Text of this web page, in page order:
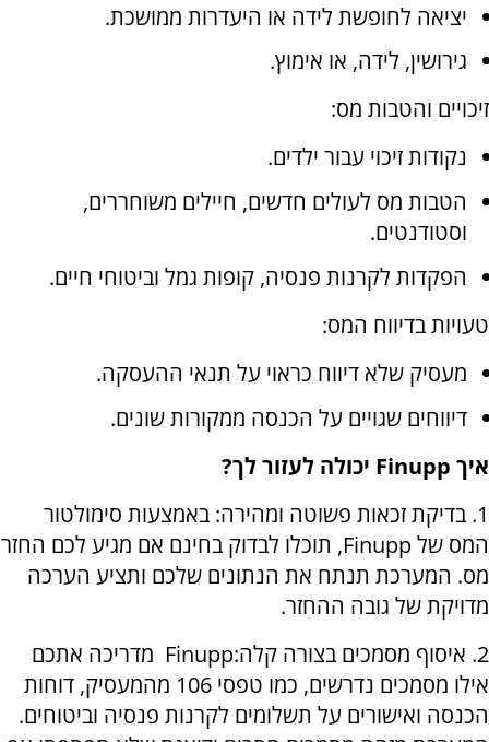
יציאה לחופשת לידה או היעדרות ממושכת.
גירושין, לידה, או אימוץ.
זיכויים והטבות מס:
נקודות זיכוי עבור ילדים.
הטבות מס לעולים חדשים, חיילים משוחררים,
וסטודנטים.
הפקדות לקרנות פנסיה, קופות גמל וביטוחי חיים.
טעויות בדיווח המס:
מעסיק שלא דיווח כראוי על תנאי ההעסקה.
דיווחים שגויים על הכנסה ממקורות שונים.
איך Finupp יכולה לעזור לך?
1. בדיקת זכאות פשוטה ומהירה: באמצעות סימולטור
המס שלFinupp, תוכלו לבדוק בחינם אם מגיע לכם החזר
מס. המערכת תנתח את הנתונים שלכם ותציע הערכה
מדויקת של גובה ההחזר.
2. איסוף מסמכים בצורה קלה:
Finupp מדריכה אתכם
אילו מסמכים נדרשים, כמו טפסי 106 מהמעסיק, דוחות
הכנסה ואישורים על תשלומים לקרנות פנסיה וביטוחים.